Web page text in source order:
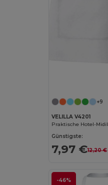
+9
VELILLA V4201
Günstigste:
7,97 €12,20 €
-46%